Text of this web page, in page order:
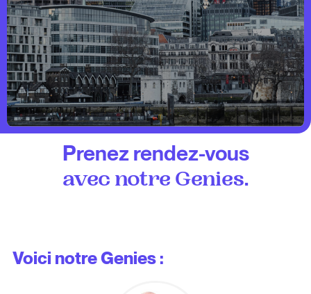
Prenez rendez-vous
avec notre Genies.
Voici notre Genies :